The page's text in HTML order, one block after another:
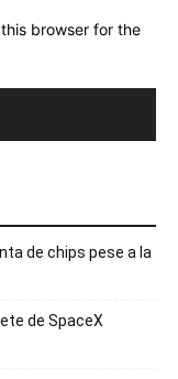
browser for the
de chips pese a la
de SpaceX